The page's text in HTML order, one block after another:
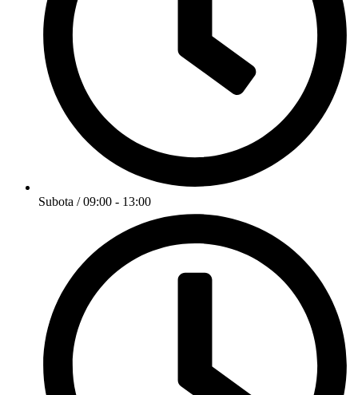
Subota / 09:00 - 13:00